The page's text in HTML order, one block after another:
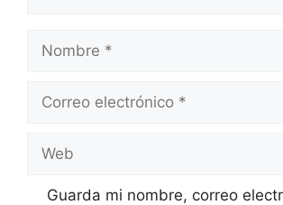
Nombre
Correo
Web
Guarda mi nombre, correo